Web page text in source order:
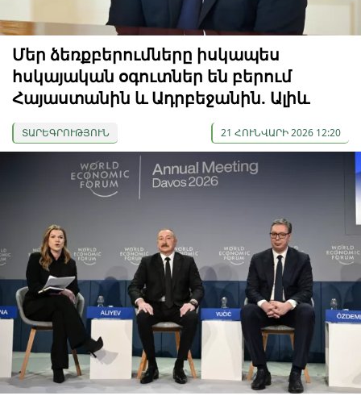
Մեր ձեռքբերումները իսկապես
հսկայական օգուտներ են բերում
Հայաստանին և Ադրբեջանին. Ալիև
ՏԱՐԵԳՐՈՒԹՅՈՒՆ 21 ՀՈՒՆՎԱՐԻ 2026 12:20